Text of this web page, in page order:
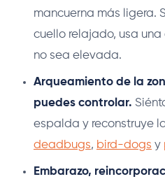
mancuerna más ligera.
cuello relajado, usa
no sea elevada.
Arqueamiento de la
puedes controlar.
espalda y reconstruye
deadbugs, bird-dogs y
Embarazo,